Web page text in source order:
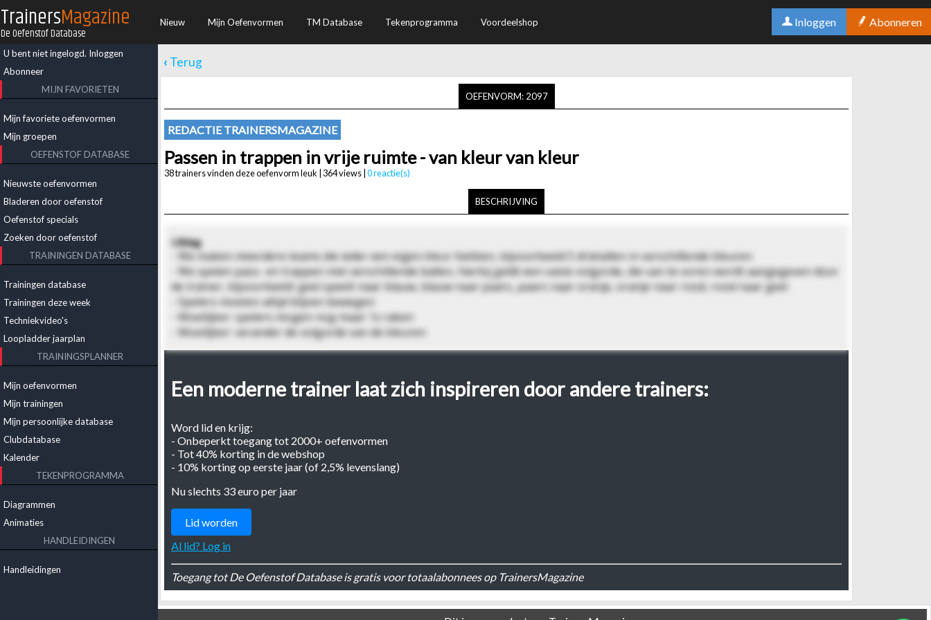
TrainersMagazine
De Oefenstof Database
Nieuw Mijn Oefenvormen TM Database Tekenprogramma Voordeelshop Inloggen Abonneren
U bent niet ingelogd. Inloggen
Abonneer
MIJN FAVORIETEN
Mijn favoriete oefenvormen
Mijn groepen
OEFENSTOF DATABASE
Nieuwste oefenvormen
Bladeren door oefenstof
Oefenstof specials
Zoeken door oefenstof
TRAININGEN DATABASE
Trainingen database
Trainingen deze week
Techniekvideo's
Loopladder jaarplan
TRAININGSPLANNER
Mijn oefenvormen
Mijn trainingen
Mijn persoonlijke database
Clubdatabase
Kalender
TEKENPROGRAMMA
Diagrammen
Animaties
HANDLEIDINGEN
Handleidingen
‹ Terug
OEFENVORM: 2097
REDACTIE TRAINERSMAGAZINE
Passen in trappen in vrije ruimte - van kleur van kleur
38 trainers vinden deze oefenvorm leuk | 364 views |0 reactie(s)
BESCHRIJVING
Uitleg
- We maken meerdere teams die ieder een eigen kleur hebben, bijvoorbeeld 5 drietallen in verschillende kleuren
- We spelen pass- en trappen met verschillende ballen, hierbij geldt een vaste volgorde, die van te voren wordt aangegeven door
de trainer, bijvoorbeeld: geel speelt naar blauw, blauw naar paars, paars naar oranje, oranje naar rood, rood naar geel
- Spelers moeten altijd blijven bewegen
- Moeilijker: spelers mogen nog maar 1x raken
- Moeilijker: verander de volgorde van de kleuren
Een moderne trainer laat zich inspireren door andere trainers:
Word lid en krijg:
- Onbeperkt toegang tot 2000+ oefenvormen
- Tot 40% korting in de webshop
- 10% korting op eerste jaar (of 2,5% levenslang)
Nu slechts 33 euro per jaar
Lid worden
Al lid? Log in
Toegang tot De Oefenstof Database is gratis voor totaalabonnees op TrainersMagazine